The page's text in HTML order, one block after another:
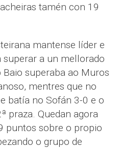
tamén con 19
mantense líder e
a un mellorado
superaba ao Muros
mentres que no
batía no Sofán 3-0 e o
praza. Quedan agora
puntos sobre o propio
o grupo de